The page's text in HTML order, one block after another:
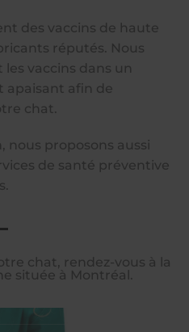
des vaccins de haute
réputés. Nous
vaccins dans un
apaisant afin de
chat.
nous proposons aussi
de santé préventive
chat, rendez-vous à la
située à Montréal.